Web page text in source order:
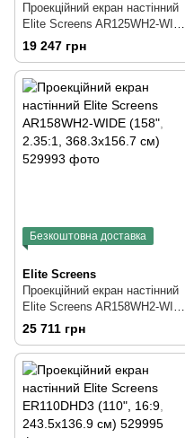
Проекційний екран настінний
Elite Screens AR125WH2-WIDE
(125", 2.35:1, 292.5x124.3 см)
19 247 грн
Безкоштовна доставка
Elite Screens
Проекційний екран настінний
Elite Screens AR158WH2-WIDE
(158", 2.35:1, 368.3x156.7 см)
25 711 грн